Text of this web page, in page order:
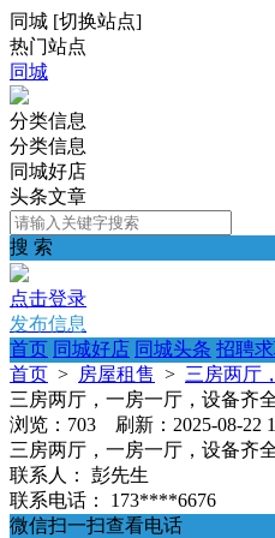
同城 [切换站点]
热门站点
同城
分类信息
分类信息
同城好店
头条文章
搜 索
点击登录
发布信息
首页 同城好店 同城头条 招聘
首页 > 房屋租售 > 三房两厅
三房两厅，一房一厅，设备齐
浏览：703 刷新：2025-08-22
三房两厅，一房一厅，设备齐
联系人：
彭先生
联系电话：
173****6676
微信扫一扫查看电话